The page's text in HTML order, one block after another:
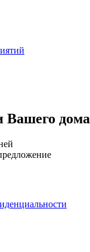
Вашего дома